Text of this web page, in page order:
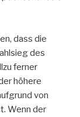
dass die
des
ferner
höhere
von
Wenn der